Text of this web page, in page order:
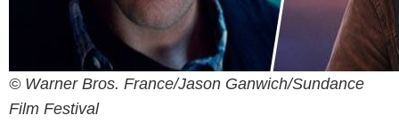
© Warner Bros. France/Jason Ganwich/Sundance
Film Festival